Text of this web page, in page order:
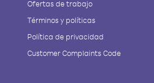
Ofertas de trabajo
Términos y políticas
Política de privacidad
Customer Complaints Code